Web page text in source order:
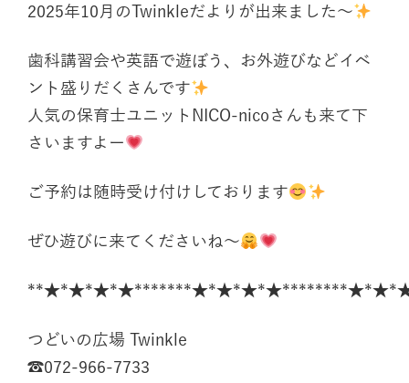
2025年10月のTwinkleだよりが出来ました〜
歯科講習会や英語で遊ぼう、お外遊びなどイベ
ント盛りだくさんです
人気の保育士ユニットNICO-nicoさんも来て下
さいますよー
ご予約は随時受け付けしております
ぜひ遊びに来てくださいね〜
つどいの広場 Twinkle
☎︎072-966-7733